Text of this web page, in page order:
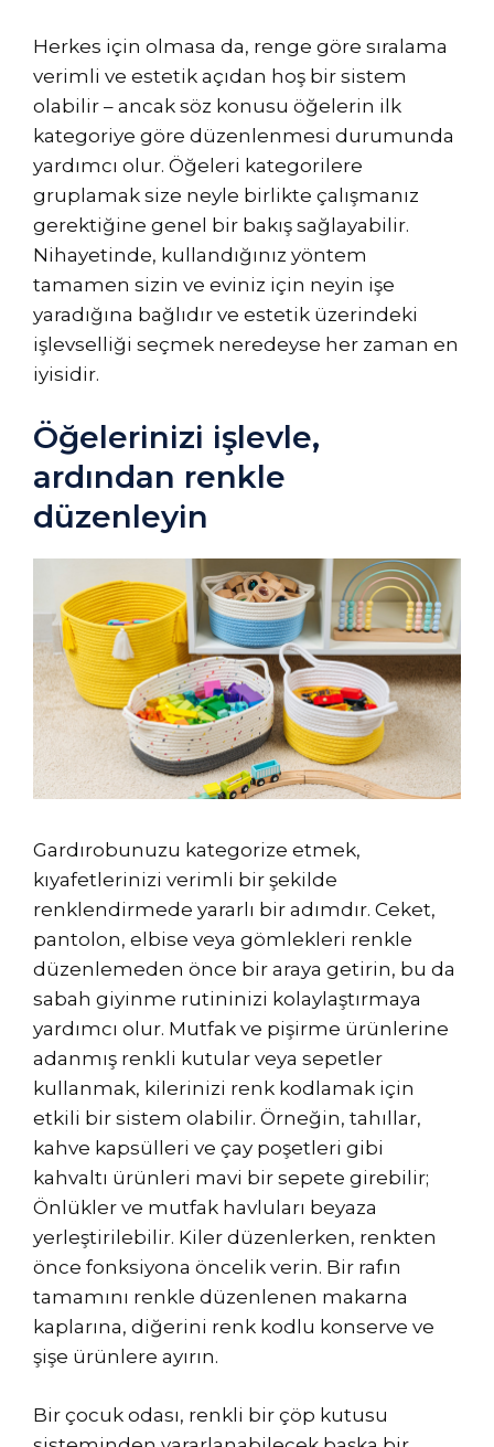
Herkes için olmasa da, renge göre sıralama
verimli ve estetik açıdan hoş bir sistem
olabilir – ancak söz konusu öğelerin ilk
kategoriye göre düzenlenmesi durumunda
yardımcı olur. Öğeleri kategorilere
gruplamak size neyle birlikte çalışmanız
gerektiğine genel bir bakış sağlayabilir.
Nihayetinde, kullandığınız yöntem
tamamen sizin ve eviniz için neyin işe
yaradığına bağlıdır ve estetik üzerindeki
işlevselliği seçmek neredeyse her zaman en
iyisidir.
Öğelerinizi işlevle,
ardından renkle
düzenleyin
Gardırobunuzu kategorize etmek,
kıyafetlerinizi verimli bir şekilde
renklendirmede yararlı bir adımdır. Ceket,
pantolon, elbise veya gömlekleri renkle
düzenlemeden önce bir araya getirin, bu da
sabah giyinme rutininizi kolaylaştırmaya
yardımcı olur. Mutfak ve pişirme ürünlerine
adanmış renkli kutular veya sepetler
kullanmak, kilerinizi renk kodlamak için
etkili bir sistem olabilir. Örneğin, tahıllar,
kahve kapsülleri ve çay poşetleri gibi
kahvaltı ürünleri mavi bir sepete girebilir;
Önlükler ve mutfak havluları beyaza
yerleştirilebilir. Kiler düzenlerken, renkten
önce fonksiyona öncelik verin. Bir rafın
tamamını renkle düzenlenen makarna
kaplarına, diğerini renk kodlu konserve ve
şişe ürünlere ayırın.
Bir çocuk odası, renkli bir çöp kutusu